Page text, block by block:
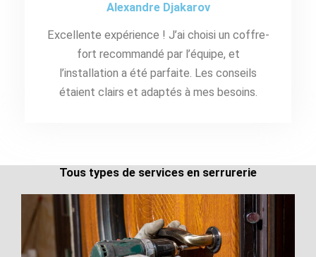
Alexandre Djakarov
Excellente expérience ! J’ai choisi un coffre-
fort recommandé par l’équipe, et
l’installation a été parfaite. Les conseils
étaient clairs et adaptés à mes besoins.
Tous types de services en serrurerie